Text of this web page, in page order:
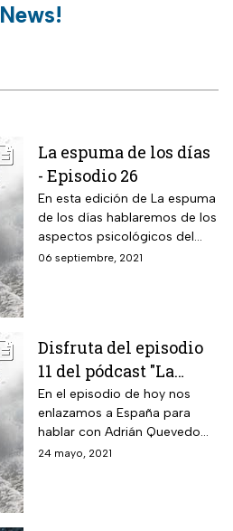
News!
La espuma de los días
- Episodio 26
En esta edición de La espuma
de los días hablaremos de los
aspectos psicológicos del
insomnio con el Dr. Dr. Jaime
06 septiembre, 2021
Disfruta del episodio
11 del pódcast "La
espuma de los días"
En el episodio de hoy nos
enlazamos a España para
hablar con Adrián Quevedo
Psicólogo Sanitario y
24 mayo, 2021